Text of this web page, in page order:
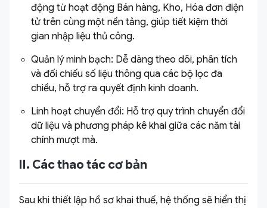
động từ hoạt động Bán hàng, Kho, Hóa đơn điện
tử trên cùng một nền tảng, giúp tiết kiệm thời
gian nhập liệu thủ công.
Quản lý minh bạch: Dễ dàng theo dõi, phân tích
và đối chiếu số liệu thông qua các bộ lọc đa
chiều, hỗ trợ ra quyết định kinh doanh.
Linh hoạt chuyển đổi: Hỗ trợ quy trình chuyển đổi
dữ liệu và phương pháp kê khai giữa các năm tài
chính mượt mà.
II. Các thao tác cơ bản
Sau khi thiết lập hồ sơ khai thuế, hệ thống sẽ hiển thị